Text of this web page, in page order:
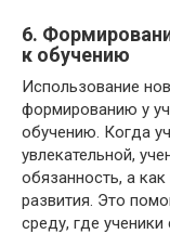
6.
к обучению
Использование
формированию у
обучению. Когда
увлекательной,
обязанность, а
развития. Это
среду, где